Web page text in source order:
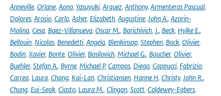
Anneville, Orlane, Aono, Yasuyuki, Arguez, Anthony, Armenteras Pascual,
Dolores, Arosio, Carlo, Asher, Elizabeth, Augustine, John A., Azorin-
Molina, Cesa, Baez-Villanueva, Oscar M., Barichivich, J., Beck, Hylke E.,
Bellouin, Nicolas, Benedetti, Angela, Blenkinsop, Stephen, Bock, Olivier,
Bodin, Xavier, Bonte, Olivier, Bosilovich, Michael G., Boucher, Olivier,
Buehler, Stefan A., Byrne, Michael P, Campos, Diego, Cappucci, Fabrizio,
Carrea, Laura, Chang, Kai-Lan, Christiansen, Hanne H, Christy, John R.,
Chung, Eui-Seok, Ciasto, Laura M., Clingan, Scott, Coldewey-Egbers,